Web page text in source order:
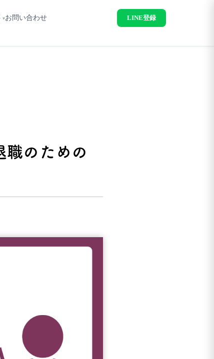
お問い合わせ LINE登録
職のための